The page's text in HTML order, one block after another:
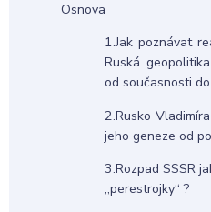
Osnova
1.Jak poznávat
Ruská
od současnosti
2.Rusko
jeho geneze od
3.Rozpad SSSR
„perestrojky“ ?